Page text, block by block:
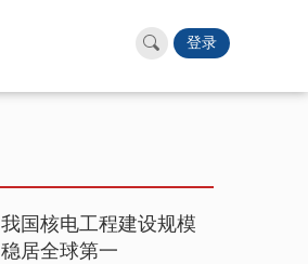
登录
我国核电工程建设规模
稳居全球第一